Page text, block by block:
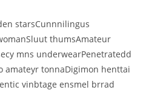
starsCunnnilingus
thumsAmateur
mns underwearPenetratedd
amateyr tonnaDigimon henttai
vinbtage ensmel brrad